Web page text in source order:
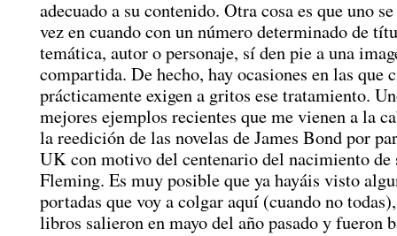
adecuado a su contenido. Otra cosa es que uno
vez en cuando con un número determinado de
temática, autor o personaje, sí den pie a una
compartida. De hecho, hay ocasiones en las que
prácticamente exigen a gritos ese tratamiento.
mejores ejemplos recientes que me vienen a la
la reedición de las novelas de James Bond por
UK con motivo del centenario del nacimiento de
Fleming. Es muy posible que ya hayáis visto
portadas que voy a colgar aquí (cuando no
libros salieron en mayo del año pasado y fueron